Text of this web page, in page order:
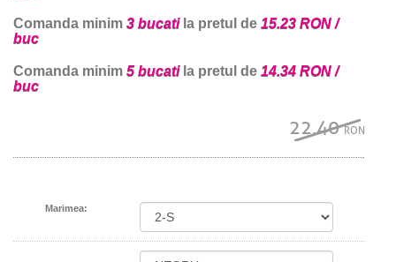
Comanda minim 3 bucatila pretul de 15.23 RON /
buc
Comanda minim 5 bucatila pretul de 14.34 RON /
buc
22.40RON
Marimea: